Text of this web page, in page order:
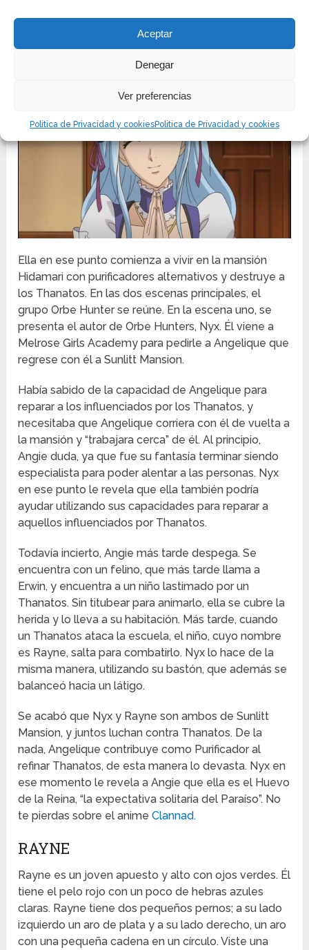
Aceptar
Denegar
Ver preferencias
Politica de Privacidad y cookiesPolitica de Privacidad y cookies
sobre la maravilla que sucedió y pronto
descubrieron que ella era el Huevo de la Reina.
Ella en ese punto comienza a vivir en la mansión
Hidamari con purificadores alternativos y destruye a
los Thanatos. En las dos escenas principales, el
grupo Orbe Hunter se reúne. En la escena uno, se
presenta el autor de Orbe Hunters, Nyx. Él viene a
Melrose Girls Academy para pedirle a Angelique que
regrese con él a Sunlitt Mansion.
Había sabido de la capacidad de Angelique para
reparar a los influenciados por los Thanatos, y
necesitaba que Angelique corriera con él de vuelta a
la mansión y “trabajara cerca” de él. Al principio,
Angie duda, ya que fue su fantasía terminar siendo
especialista para poder alentar a las personas. Nyx
en ese punto le revela que ella también podría
ayudar utilizando sus capacidades para reparar a
aquellos influenciados por Thanatos.
Todavía incierto, Angie más tarde despega. Se
encuentra con un felino, que más tarde llama a
Erwin, y encuentra a un niño lastimado por un
Thanatos. Sin titubear para animarlo, ella se cubre la
herida y lo lleva a su habitación. Más tarde, cuando
un Thanatos ataca la escuela, el niño, cuyo nombre
es Rayne, salta para combatirlo. Nyx lo hace de la
misma manera, utilizando su bastón, que además se
balanceó hacia un látigo.
Se acabó que Nyx y Rayne son ambos de Sunlitt
Mansion, y juntos luchan contra Thanatos. De la
nada, Angelique contribuye como Purificador al
refinar Thanatos, de esta manera lo devasta. Nyx en
ese momento le revela a Angie que ella es el Huevo
de la Reina, “la expectativa solitaria del Paraíso”. No
te pierdas sobre el animeClannad.
RAYNE
Rayne es un joven apuesto y alto con ojos verdes. Él
tiene el pelo rojo con un poco de hebras azules
claras. Rayne tiene dos pequeños pernos; a su lado
izquierdo un aro de plata y a su lado derecho, un aro
con una pequeña cadena en un círculo. Viste una